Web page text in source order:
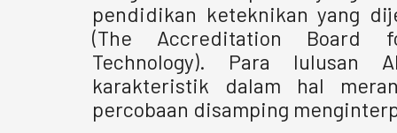
pendidikan keteknikan yang
(The Accreditation Board
Technology). Para lulusan
karakteristik dalam hal
percobaan disamping